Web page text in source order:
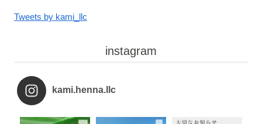
Tweets by kami_llc
instagram
kami.henna.llc